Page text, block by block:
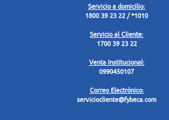
Servicio a domicilio:
1800 39 23 22 / *1010
Servicio al Cliente:
1700 39 23 22
Venta Institucional:
0990450107
Correo Electrónico:
serviciocliente@fybeca.com